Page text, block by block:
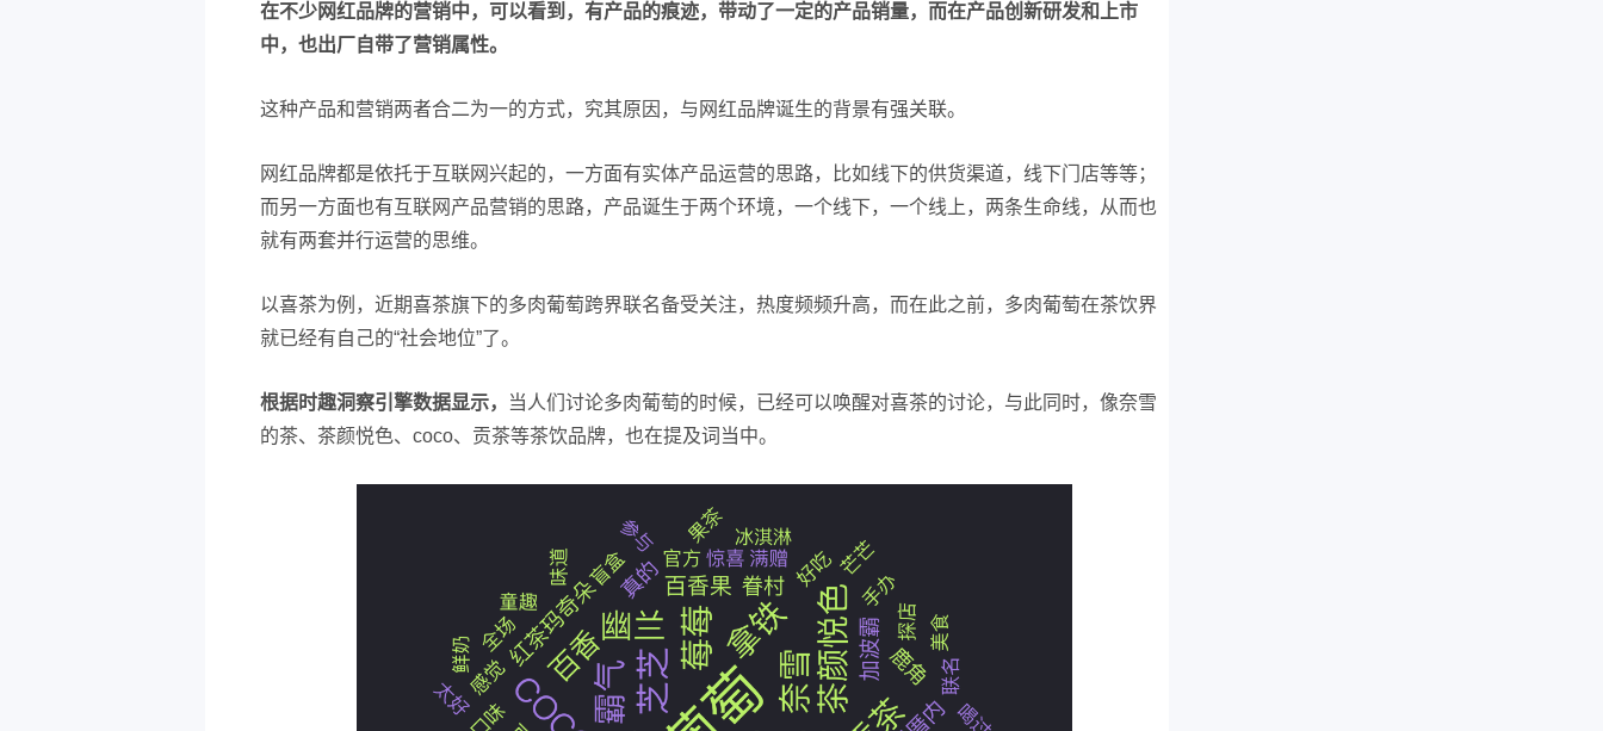
在不少网红品牌的营销中，可以看到，有产品的痕迹，带动了一定的产品销量，而在产品创新研发和上市
中，也出厂自带了营销属性。
这种产品和营销两者合二为一的方式，究其原因，与网红品牌诞生的背景有强关联。
网红品牌都是依托于互联网兴起的，一方面有实体产品运营的思路，比如线下的供货渠道，线下门店等等；
而另一方面也有互联网产品营销的思路，产品诞生于两个环境，一个线下，一个线上，两条生命线，从而也
就有两套并行运营的思维。
以喜茶为例，近期喜茶旗下的多肉葡萄跨界联名备受关注，热度频频升高，而在此之前，多肉葡萄在茶饮界
就已经有自己的“社会地位”了。
根据时趣洞察引擎数据显示，
当人们讨论多肉葡萄的时候，已经可以唤醒对喜茶的讨论，与此同时，像奈雪
的茶、茶颜悦色、coco、贡茶等茶饮品牌，也在提及词当中。